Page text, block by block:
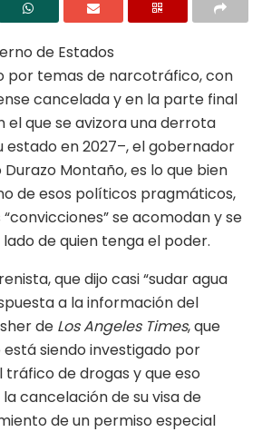
de Estados
por temas de narcotráfico, con
cancelada y en la parte final
el que se avizora una derrota
estado en 2027–, el gobernador
Montaño, es lo que bien
de esos políticos pragmáticos,
se acomodan y se
de quien tenga el poder.
que dijo casi “sudar agua
a la información del
de Los Angeles Times, que
siendo investigado por
de drogas y que eso
cancelación de su visa de
de un permiso especial